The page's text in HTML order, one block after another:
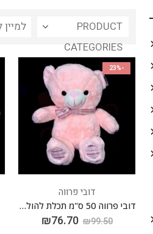
PRODUCT
CATEGORIES
-23%
דובי פרווה
דובי פרווה 50 ס"מ תכלת להולדת הבת
₪99.50
₪76.70